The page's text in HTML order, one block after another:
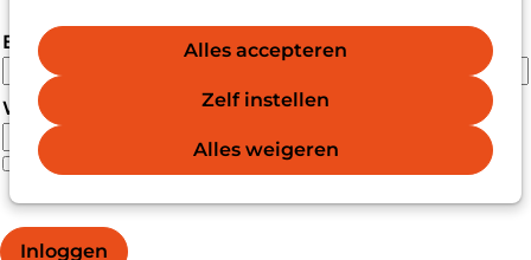
Alles accepteren
Zelf instellen
Alles weigeren
E-mailadres
Wachtwoord
Wachtwoord weergeven
Wachtwoord vergeten?
Inloggen